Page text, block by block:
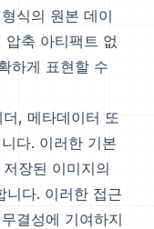
식의 원본 데이
축 아티팩트 없
하게 표현할 수
, 메타데이터 또
다. 이러한 기본
장된 이미지의
니다. 이러한 접근
결성에 기여하지